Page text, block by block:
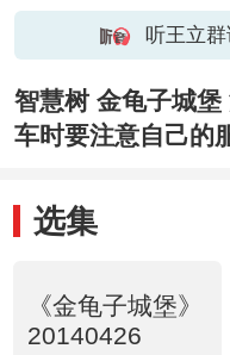
听王立
智慧树 金龟子城
车时要注意自己的
选集
《金龟子城堡》
20140426